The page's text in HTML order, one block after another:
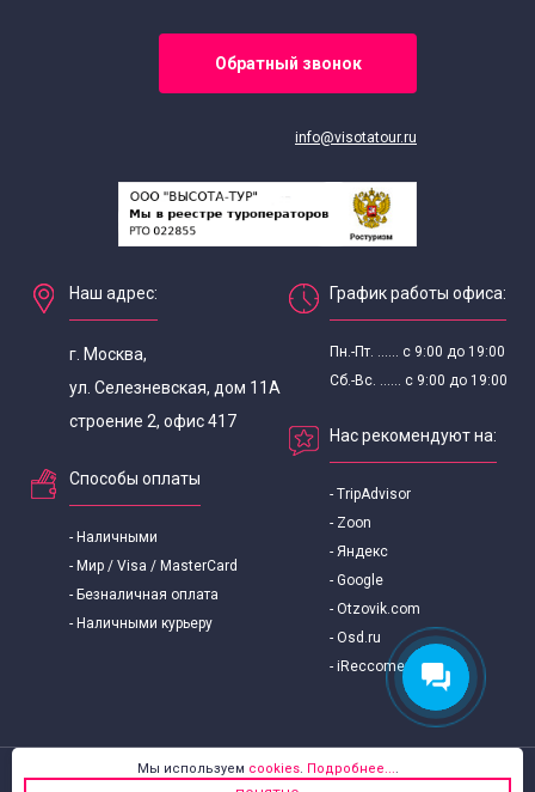
Обратный звонок
info@visotatour.ru
Наш адрес:
г. Москва,
ул. Селезневская, дом 11А
строение 2, офис 417
Способы оплаты
- Наличными
- Мир / Visa / MasterCard
- Безналичная оплата
- Наличными курьеру
График работы офиса:
Пн.-Пт. ...... с 9:00 до 19:00
Сб.-Вс. ...... с 9:00 до 19:00
Нас рекомендуют на:
- TripAdvisor
- Zoon
- Яндекс
- Google
- Otzovik.com
- Osd.ru
- iReccomend.ru
© 2026 «Высота-Тур туроператор»
Мы используем cookies. Подробнее....